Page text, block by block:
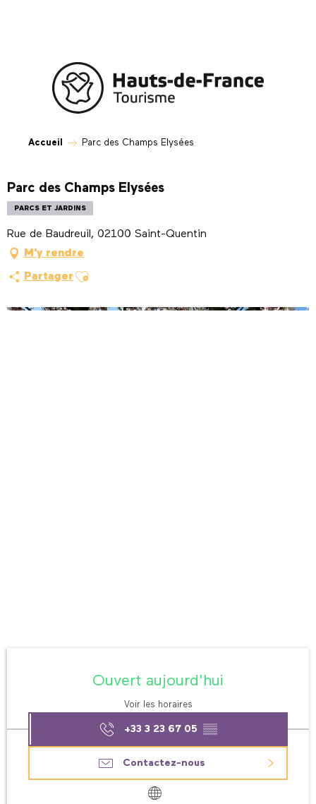
Accueil Parc des Champs Elysées
Parc des Champs Elysées
PARCS ET JARDINS
Rue de Baudreuil, 02100 Saint-Quentin
M'y rendre
Partager Ajouter aux favoris
Ouvert aujourd'hui
Voir les horaires
+33 3 23 67 05 ▒▒
Contactez-nous